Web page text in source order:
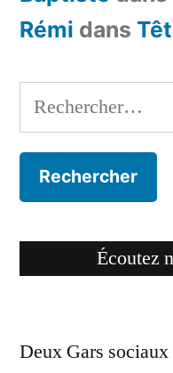
Rémi dans
Rechercher :
Écoutez
Deux Gars sociaux